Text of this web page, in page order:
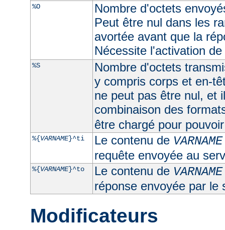
%O
Nombre d'octets
Peut être nul dans les
avortée avant que la
Nécessite l'activation de
%S
Nombre d'octets
y compris corps et en-
ne peut pas être nul, et
combinaison des
être chargé pour
%{VARNAME}^ti Le contenu de VARNAME
requête envoyée au
%{VARNAME}^to Le contenu de VARNAME
réponse envoyée par le
Modificateurs